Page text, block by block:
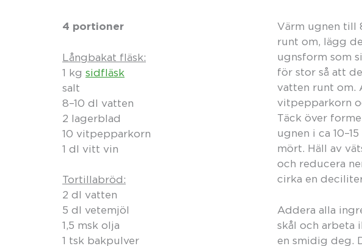
4 portioner
Långbakat fläsk:
1 kg sidfläsk
salt
8–10 dl vatten
2 lagerblad
10 vitpepparkorn
1 dl vitt vin
Tortillabröd:
2 dl vatten
5 dl vetemjöl
1,5 msk olja
1 tsk bakpulver
Värm ugnen till
runt om, lägg
ugnsform som
för stor så att
vatten runt om.
vitpepparkorn
Täck över
ugnen i ca
mört. Häll av
och reducera
cirka en
Addera alla
skål och arbeta
en smidig deg.